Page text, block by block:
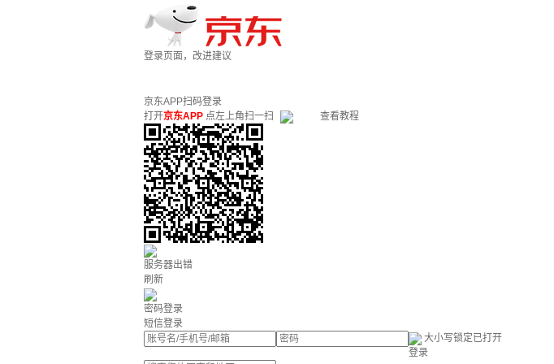
登录页面，改进建议
京东APP扫码登录
打开京东APP 点左上角扫一扫 查看教程
服务器出错
刷新
密码登录
短信登录
大小写锁定已打开
登录